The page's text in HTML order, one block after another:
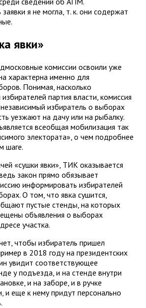
я не могла, т. к. они содержат
явки»
комиссии освоили уже
характерна именно для
Понимая, насколько
партия власти, комиссия
избиратель о выборах
уезжают на дачу или на рыбалку.
всеобщая мобилизация так
электората», о чем подробнее
шаге.
«сушки явки», ТИК оказывается
закон прямо обязывает
информировать избирателей
О том, что явка сушится,
пустые стенды, на которых
объявления о выборах
участка.
чтобы избиратель пришел
в 2018 году на президентских
увидит соответствующее
у подъезда, и на стенде внутри
и на заборе, и в ручке
и еще к нему придут персонально